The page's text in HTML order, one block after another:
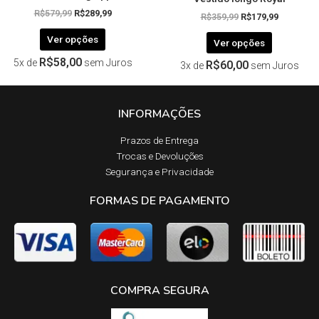
R$579,99 R$289,99
Ver opções
5x de R$58,00 sem Juros
R$359,99 R$179,99
Ver opções
3x de R$60,00 sem Juros
INFORMAÇÕES
Prazos de Entrega​
Trocas e Devoluções​
Segurança e Privacidade
FORMAS DE PAGAMENTO
COMPRA SEGURA